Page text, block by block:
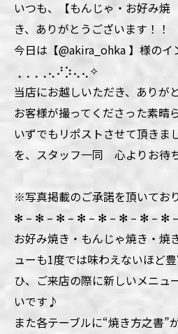
いつも、【もんじゃ・お好み
き、ありがとうございます！！
今日は【@akira_ohka 】様の
⢀⢀⢀⢀⢄⠜⡱⢄⢄✧
当店にお越しいただき、ありが
お客様が撮ってくださった素晴
いずでもリポストさせて頂きま
を、スタッフ一同 心よりお待
※写真掲載のご承諾を頂いており
✻ – ✻ – ✻ – ✻ – ✻ – ✻ – ✻ – ✻
お好み焼き・もんじゃ焼き・焼
ューも1度では味わえないほど
ひ、ご来店の際に新しいメニュ
いです♪
また各テーブルに“焼き方之書”